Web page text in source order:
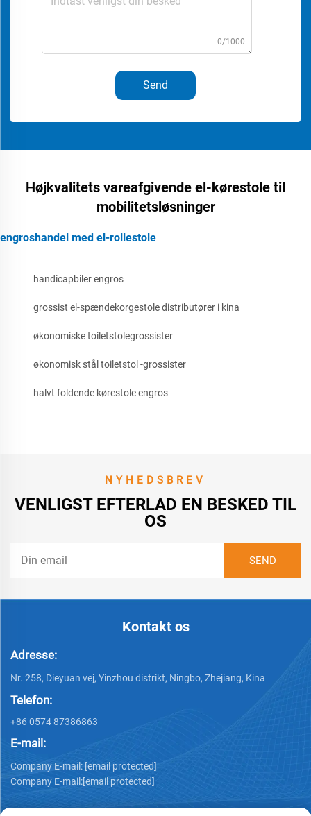
0/1000
Send
Højkvalitets vareafgivende el-kørestole til
mobilitetsløsninger
engroshandel med el-rollestole
handicapbiler engros
grossist el-spændekorgestole distributører i kina
økonomiske toiletstolegrossister
økonomisk stål toiletstol -grossister
halvt foldende kørestole engros
NYHEDSBREV
VENLIGST EFTERLAD EN BESKED TIL
OS
Kontakt os
Adresse:
Nr. 258, Dieyuan vej, Yinzhou distrikt, Ningbo, Zhejiang, Kina
Telefon:
+86 0574 87386863
E-mail:
Company E-mail: [email protected]
Company E-mail:[email protected]